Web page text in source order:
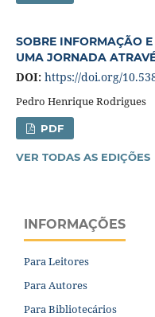
SOBRE INFORMAÇÃO
UMA JORNADA
DOI: https://doi.org/
Pedro Henrique Rodrigues
PDF
VER TODAS AS EDIÇÕES
INFORMAÇÕES
Para Leitores
Para Autores
Para Bibliotecários